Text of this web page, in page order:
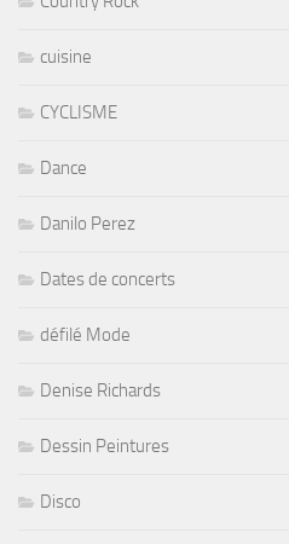
cuisine
CYCLISME
Dance
Danilo Perez
Dates de concerts
défilé Mode
Denise Richards
Dessin Peintures
Disco